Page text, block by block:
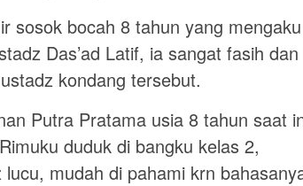
sosok bocah 8 tahun yang mengaku
Das’ad Latif, ia sangat fasih
kondang tersebut.
Putra Pratama usia 8 tahun saat
duduk di bangku kelas 2,
mudah di pahami krn